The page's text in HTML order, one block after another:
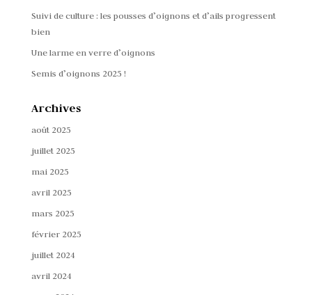
Suivi de culture : les pousses d’oignons et d’ails progressent
bien
Une larme en verre d’oignons
Semis d’oignons 2025 !
Archives
août 2025
juillet 2025
mai 2025
avril 2025
mars 2025
février 2025
juillet 2024
avril 2024